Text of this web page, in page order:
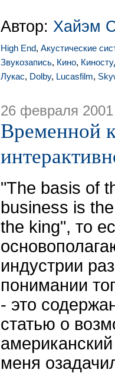
Автор: Хайэм
High End, Акустические
Звукозапись, Кино,
Лукас, Dolby, Lucasfilm,
26 февраля 2001
Временной
"The basis of
business is
the king", то
индустрии
понимании
- это
статью о
меня